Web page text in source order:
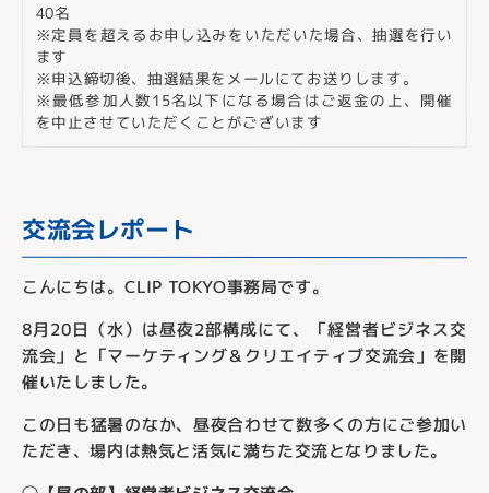
40名
※定員を超えるお申し込みをいただいた場合、抽選を行い
ます
※申込締切後、抽選結果をメールにてお送りします。
※最低参加人数15名以下になる場合はご返金の上、開催
を中止させていただくことがございます
交流会レポート
こんにちは。CLIP TOKYO事務局です。
8月20日（水）は昼夜2部構成にて、「経営者ビジネス交
流会」と「マーケティング＆クリエイティブ交流会」を開
催いたしました。
この日も猛暑のなか、昼夜合わせて数多くの方にご参加い
ただき、場内は熱気と活気に満ちた交流となりました。